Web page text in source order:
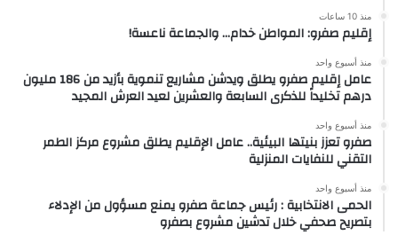
منذ 10 ساعات
إقليم صفرو: المواطن خدام… والجماعة ناعسة!
منذ أسبوع واحد
عامل إقليم صفرو يطلق ويدشن مشاريع تنموية بأزيد من 186 مليون
درهم تخليداً للذكرى السابعة والعشرين لعيد العرش المجيد
منذ أسبوع واحد
صفرو تعزز بنيتها البيئية.. عامل الإقليم يطلق مشروع مركز الطمر
التقني للنفايات المنزلية
منذ أسبوع واحد
الحمى الانتخابية : رئيس جماعة صفرو يمنع مسؤول من الإدلاء
بتصريح صحفي خلال تدشين مشروع بصفرو